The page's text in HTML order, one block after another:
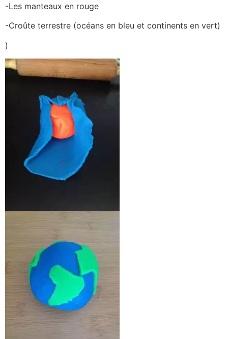
-Les manteaux en rouge
-Croûte terrestre (océans en bleu et continents en vert)
)